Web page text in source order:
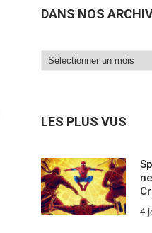
DANS NOS
Dans
LES PLUS VUS
4